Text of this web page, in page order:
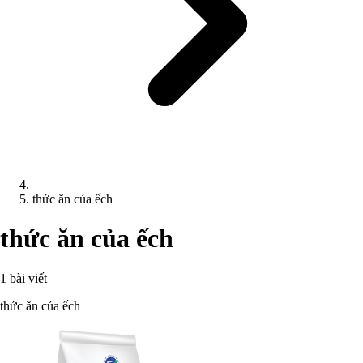
thức ăn của ếch
thức ăn của ếch
1 bài viết
thức ăn của ếch